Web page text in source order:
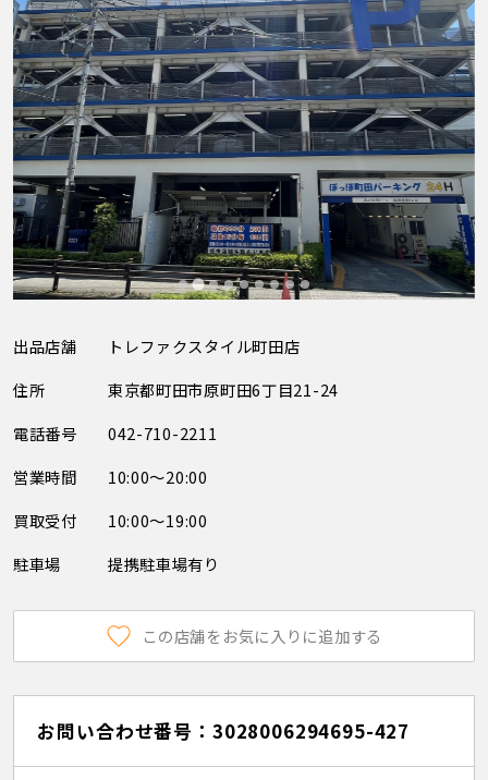
出品店舗
トレファクスタイル町田店
住所
東京都町田市原町田6丁目21-24
電話番号
042-710-2211
営業時間
10:00～20:00
買取受付
10:00～19:00
駐車場
提携駐車場有り
この店舗をお気に入りに追加する
お問い合わせ番号：3028006294695-427